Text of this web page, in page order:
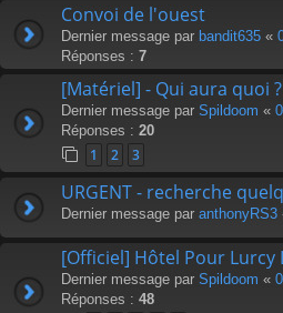
Convoi de l'ouest
Dernier message par bandit635 «
Réponses : 7
[Matériel] - Qui aura quoi ?
Dernier message par Spildoom «
Réponses : 20
1 2 3
URGENT - recherche
Dernier message par anthonyRS3
[Officiel] Hôtel Pour Lurcy
Dernier message par Spildoom «
Réponses : 48